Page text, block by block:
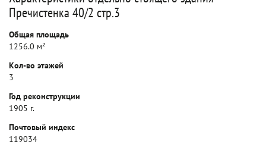
Пречистенка 40/2 стр.3
Общая площадь
1256.0 м²
Кол-во этажей
3
Год реконструкции
1905 г.
Почтовый индекс
119034